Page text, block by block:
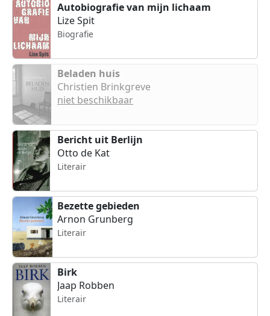
Autobiografie van mijn lichaam
Lize Spit
Biografie
Beladen huis
Christien Brinkgreve
niet beschikbaar
Bericht uit Berlijn
Otto de Kat
Literair
Bezette gebieden
Arnon Grunberg
Literair
Birk
Jaap Robben
Literair